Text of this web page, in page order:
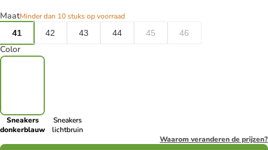
MaatMinder dan 10 stuks op voorraad
41
42 43 44 45 46
Color
Sneakers
donkerblauw
Sneakers
lichtbruin
Waarom veranderen de prijzen?